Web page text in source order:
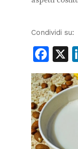
Condividi su: